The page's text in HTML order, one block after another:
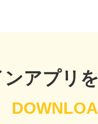
ンアプリ
多度津